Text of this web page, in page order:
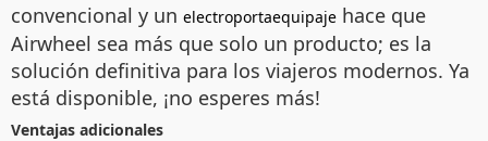
convencional y un electroportaequipaje hace que
Airwheel sea más que solo un producto; es la
solución definitiva para los viajeros modernos. Ya
está disponible, ¡no esperes más!
Ventajas adicionales